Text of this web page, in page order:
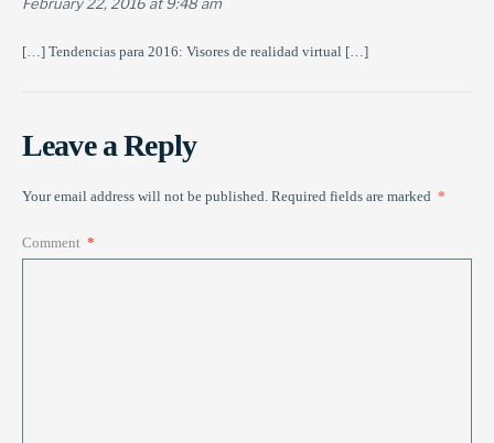
[…] Tendencias para 2016: Visores de realidad virtual […]
Leave a Reply
Your email address will not be published. Required fields are marked *
Comment *